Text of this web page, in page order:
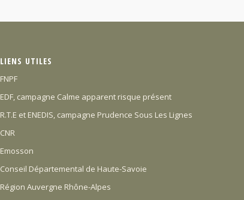
LIENS UTILES
FNPF
EDF, campagne Calme apparent risque présent
R.T.E et ENEDIS, campagne Prudence Sous Les Lignes
CNR
Emosson
Conseil Départemental de Haute-Savoie
Région Auvergne Rhône-Alpes